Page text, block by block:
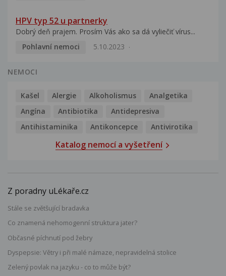
HPV typ 52 u partnerky
Dobrý deň prajem. Prosím Vás ako sa dá vyliečiť vírus...
Pohlavní nemoci
5.10.2023
NEMOCI
Kašel Alergie Alkoholismus
Analgetika
Angína
Antibiotika
Antidepresiva
Antihistaminika
Antikoncepce Antivirotika
Katalog nemocí a vyšetření
Z poradny uLékaře.cz
Stále se zvětšující bradavka
Co znamená nehomogenní struktura jater?
Občasné píchnutí pod žebry
Dyspepsie: Větry i při malé námaze, nepravidelná stolice
Zelený povlak na jazyku - co to může být?